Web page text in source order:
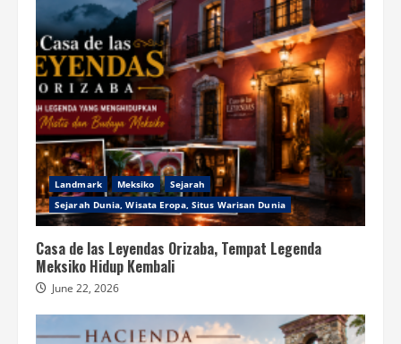
Landmark Meksiko
Sejarah
Sejarah Dunia, Wisata Eropa, Situs Warisan Dunia
Casa de las Leyendas Orizaba, Tempat Legenda
Meksiko Hidup Kembali
June 22, 2026